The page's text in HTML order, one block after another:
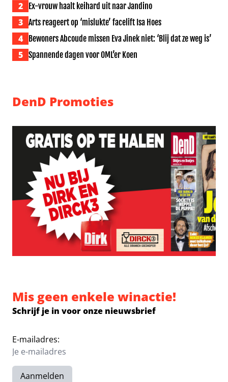
2 Ex-vrouw haalt keihard uit naar Jandino
3 Arts reageert op ‘mislukte’ facelift Isa Hoes
4 Bewoners Abcoude missen Eva Jinek niet: ‘Blij dat ze weg is’
5 Spannende dagen voor OML’er Koen
DenD Promoties
Mis geen enkele winactie!
Schrijf je in voor onze nieuwsbrief
E-mailadres:
Aanmelden